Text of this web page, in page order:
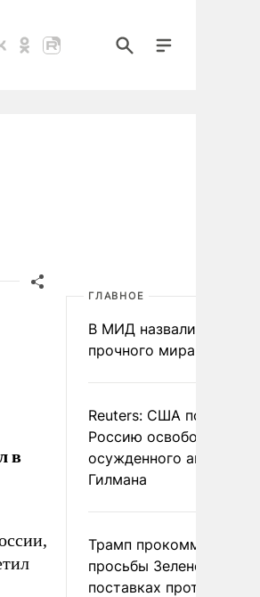
в
ГЛАВНОЕ
В МИД назвали условия
прочного мира на
Reuters: США
Россию освободить
осужденного
Гилмана
Трамп
просьбы Зеленского о
поставках